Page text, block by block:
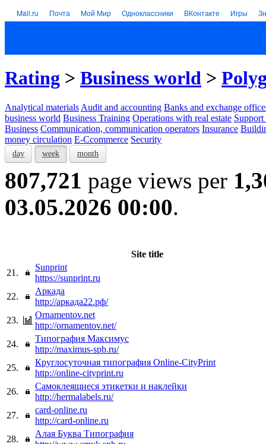
Mail.ru Почта Мой Мир Одноклассники ВКонтакте Игры
Rating > Business world >
Analytical materials Audit and accounting Banks and exchange
business world Business Training Operations with real estate Support
Business Communication, communication operators Insurance
money circulation E-Ccommerce Security
day week month
807,721 page views per
03.05.2026 00:00.
Site title
21.
Sunprint
https://sunprint.ru
22.
Аркада
http://аркада22.рф/
23.
Ornamentov.net
http://ornamentov.net/
24.
Типография Максимус
http://maximus-spb.ru/
25.
Круглосуточная типография Online-CityPrint
http://online-cityprint.ru
26.
Самоклеящиеся этикетки и наклейки
http://hermalabels.ru/
27.
card-online.ru
http://card-online.ru
28.
Алая Буква Типография